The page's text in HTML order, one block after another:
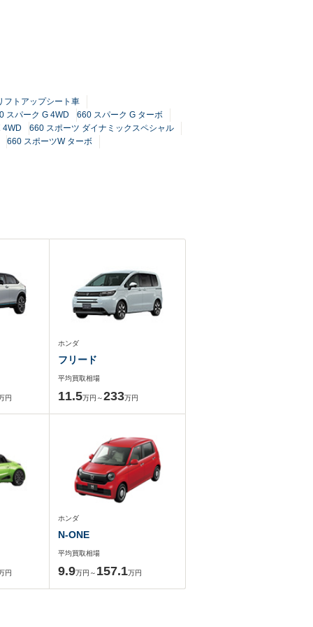
フトアップシート車
スパーク G 4WD
660 スパーク G ターボ
4WD
660 スポーツ ダイナミックスペシャル
660 スポーツW ターボ
円
ホンダ
フリード
平均買取相場
11.5万円～233万円
円
ホンダ
N-ONE
平均買取相場
9.9万円～ 157.1万円